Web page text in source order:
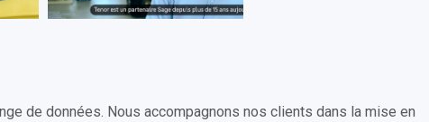
de données. Nous accompagnons nos clients dans la mise en